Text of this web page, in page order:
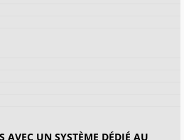
AVEC UN SYSTÈME DÉDIÉ AU